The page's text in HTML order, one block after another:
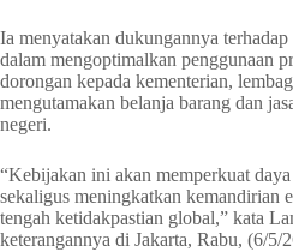
Ia menyatakan dukungannya
dalam mengoptimalkan penggunaan
dorongan kepada kementerian,
mengutamakan belanja barang dan
negeri.
“Kebijakan ini akan memperkuat
sekaligus meningkatkan kemandirian
tengah ketidakpastian global,” kata
keterangannya di Jakarta, Rabu, (6/5/